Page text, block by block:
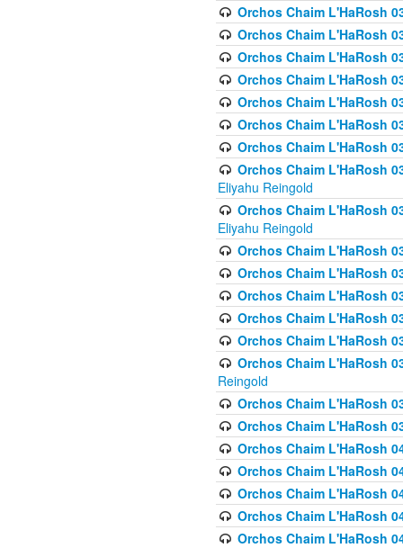
Orchos Chaim L'HaRosh
Orchos Chaim L'HaRosh
Orchos Chaim L'HaRosh
Orchos Chaim L'HaRosh
Orchos Chaim L'HaRosh
Orchos Chaim L'HaRosh
Orchos Chaim L'HaRosh
Orchos Chaim L'HaRosh
Eliyahu Reingold
Orchos Chaim L'HaRosh
Eliyahu Reingold
Orchos Chaim L'HaRosh
Orchos Chaim L'HaRosh
Orchos Chaim L'HaRosh
Orchos Chaim L'HaRosh
Orchos Chaim L'HaRosh
Orchos Chaim L'HaRosh
Reingold
Orchos Chaim L'HaRosh
Orchos Chaim L'HaRosh
Orchos Chaim L'HaRosh
Orchos Chaim L'HaRosh
Orchos Chaim L'HaRosh
Orchos Chaim L'HaRosh
Orchos Chaim L'HaRosh